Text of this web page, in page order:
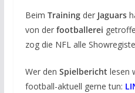
Beim Trainingder Jaguars
von der footballerei
zog die NFL alle
Wer den Spielbericht lesen
football-aktuell gerne tun: